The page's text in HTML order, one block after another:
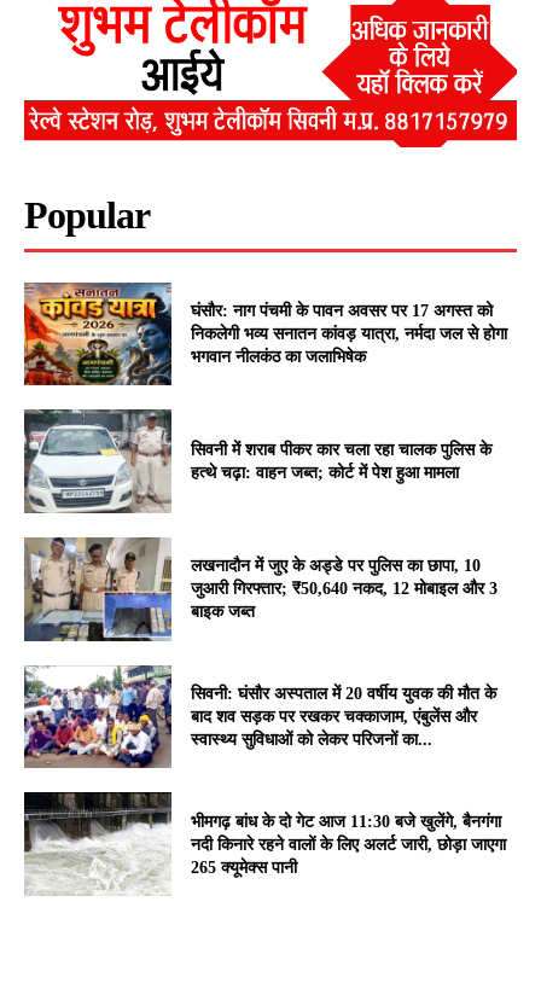
Popular
घंसौर: नाग पंचमी के पावन अवसर पर 17 अगस्त को
निकलेगी भव्य सनातन कांवड़ यात्रा, नर्मदा जल से होगा
भगवान नीलकंठ का जलाभिषेक
सिवनी में शराब पीकर कार चला रहा चालक पुलिस के
हत्थे चढ़ा: वाहन जब्त; कोर्ट में पेश हुआ मामला
लखनादौन में जुए के अड्डे पर पुलिस का छापा, 10
जुआरी गिरफ्तार; ₹50,640 नकद, 12 मोबाइल और 3
बाइक जब्त
सिवनी: घंसौर अस्पताल में 20 वर्षीय युवक की मौत के
बाद शव सड़क पर रखकर चक्काजाम, एंबुलेंस और
स्वास्थ्य सुविधाओं को लेकर परिजनों का...
भीमगढ़ बांध के दो गेट आज 11:30 बजे खुलेंगे, बैनगंगा
नदी किनारे रहने वालों के लिए अलर्ट जारी, छोड़ा जाएगा
265 क्यूमेक्स पानी